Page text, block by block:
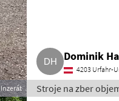
Inzerát
Dominik
4203 Urfahr-
Stroje na zber